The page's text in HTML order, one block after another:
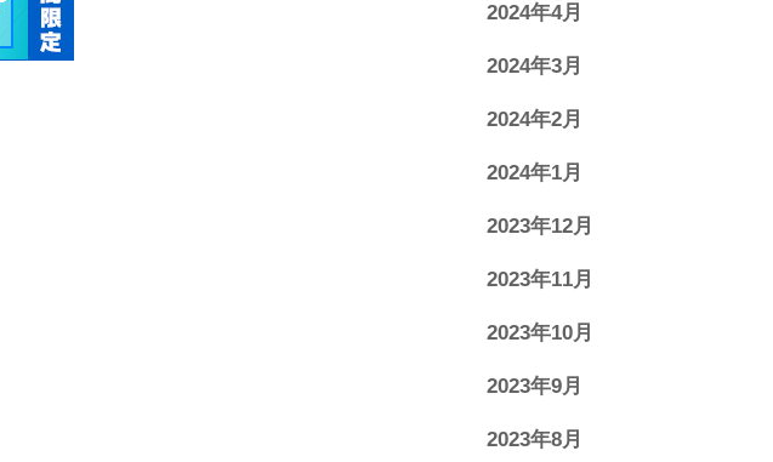
2024年4月
2024年3月
2024年2月
2024年1月
2023年12月
2023年11月
2023年10月
2023年9月
2023年8月